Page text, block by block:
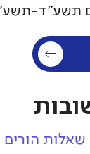
תשע"ד-
שאלות הורים